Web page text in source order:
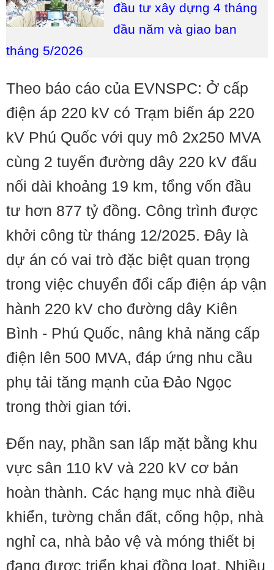
đầu tư xây dựng 4 tháng
đầu năm và giao ban
tháng 5/2026
Theo báo cáo của EVNSPC: Ở cấp
điện áp 220 kV có Trạm biến áp 220
kV Phú Quốc với quy mô 2x250 MVA
cùng 2 tuyến đường dây 220 kV đấu
nối dài khoảng 19 km, tổng vốn đầu
tư hơn 877 tỷ đồng. Công trình được
khởi công từ tháng 12/2025. Đây là
dự án có vai trò đặc biệt quan trọng
trong việc chuyển đổi cấp điện áp vận
hành 220 kV cho đường dây Kiên
Bình - Phú Quốc, nâng khả năng cấp
điện lên 500 MVA, đáp ứng nhu cầu
phụ tải tăng mạnh của Đảo Ngọc
trong thời gian tới.
Đến nay, phần san lấp mặt bằng khu
vực sân 110 kV và 220 kV cơ bản
hoàn thành. Các hạng mục nhà điều
khiển, tường chắn đất, cống hộp, nhà
nghỉ ca, nhà bảo vệ và móng thiết bị
đang được triển khai đồng loạt. Nhiều